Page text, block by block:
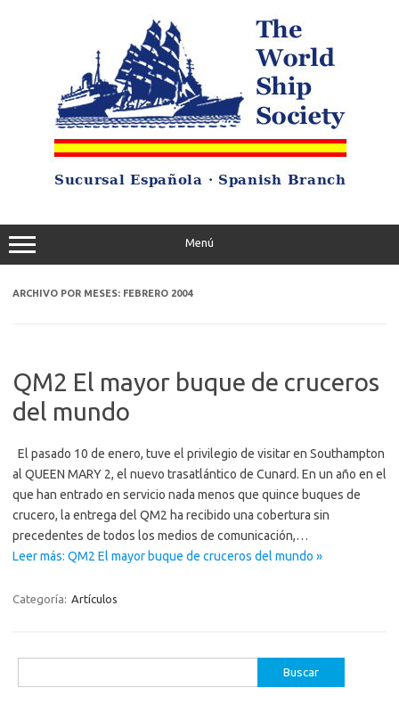
Menú
ARCHIVO POR MESES: FEBRERO 2004
QM2 El mayor buque de cruceros
del mundo
El pasado 10 de enero, tuve el privilegio de visitar en Southampton
al QUEEN MARY 2, el nuevo trasatlántico de Cunard. En un año en el
que han entrado en servicio nada menos que quince buques de
crucero, la entrega del QM2 ha recibido una cobertura sin
precedentes de todos los medios de comunicación,…
Leer más: QM2 El mayor buque de cruceros del mundo »
Categoría: Artículos